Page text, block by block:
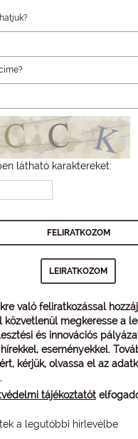
látható karaktereket:
való feliratkozással
közvetlenül megkeresse a
és innovációs
eseményekkel.
kérjük, olvassa el az
.
tájékoztatót
a legutóbbi hírlevélbe